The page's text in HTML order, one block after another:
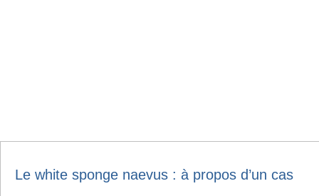
Le white sponge naevus : à propos d’un cas